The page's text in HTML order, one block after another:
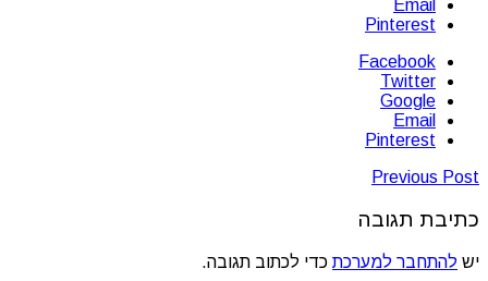
Email
Pinterest
Facebook
Twitter
Google
Email
Pinterest
Previous Post
כתיבת תגובה
יש להתחבר למערכת כדי לכתוב תגובה.